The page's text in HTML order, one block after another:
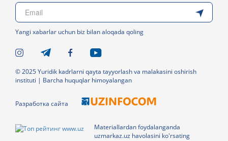
Yangi xabarlar uchun biz bilan aloqada qoling
© 2025 Yuridik kadrlarni qayta tayyorlash va malakasini oshirish
instituti | Barcha huquqlar himoyalangan
Разработка сайта
Materiallardan foydalanganda
uzmarkaz.uz havolasini ko'rsating